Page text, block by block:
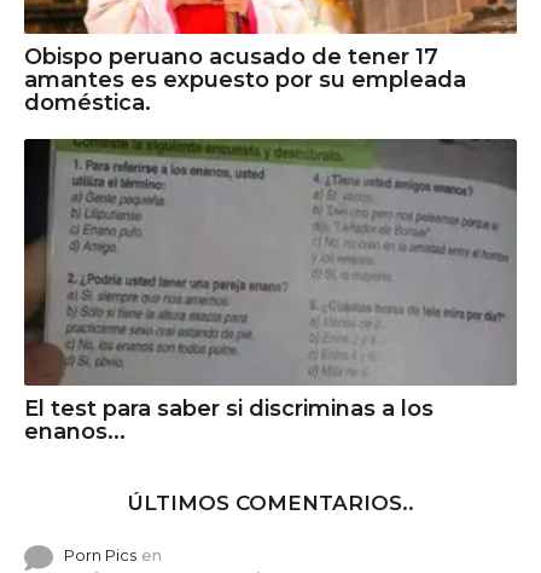
Obispo peruano acusado de tener 17
amantes es expuesto por su empleada
doméstica.
El test para saber si discriminas a los
enanos...
ÚLTIMOS COMENTARIOS..
Porn Pics en